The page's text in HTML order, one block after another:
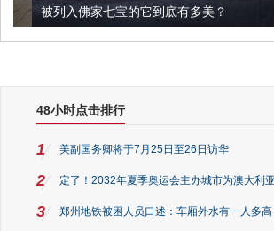
被列入佛家七宝的它到底有多美？
48小时点击排行
1 美副国务卿将于7月25日至26日访华
2 定了！2032年夏季奥运会主办城市为澳大利
3 郑州地铁被困人员口述：车厢外水有一人多